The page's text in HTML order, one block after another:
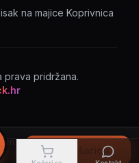
U košaricu
na majice Koprivnica
pridržana.